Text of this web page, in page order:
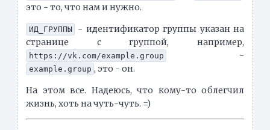
это - то, что нам и нужно.
ИД_ГРУППЫ
- идентификатор группы указан на
странице с группой, например,
https://vk.com/example.group -
example.group , это - он.
На этом все. Надеюсь, что кому-то облегчил
жизнь, хоть на чуть-чуть. =)